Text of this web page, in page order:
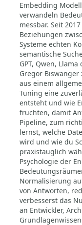
Embedding
verwandeln
messbar. Seit
Beziehungen
Systeme echten
semantische
GPT, Qwen,
Gregor
aus einem
Tuning eine
entsteht und wie
fruchten, damit
Pipeline, zum
lernst, welche
wird und wie du
praxistauglich
Psychologie der
Normalisierung
von Antworten,
verbesserst das
an Entwickler,